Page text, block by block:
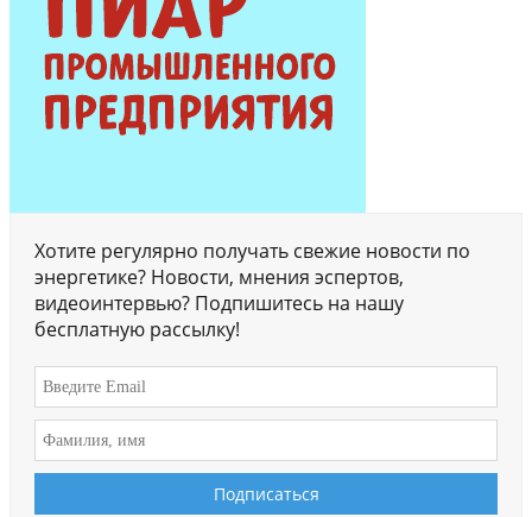
Хотите регулярно получать свежие новости по
энергетике? Новости, мнения эспертов,
видеоинтервью? Подпишитесь на нашу
бесплатную рассылку!